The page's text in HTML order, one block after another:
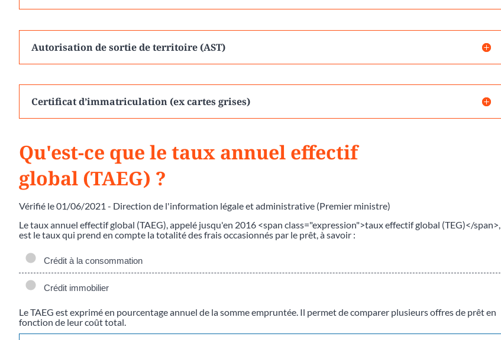
Autorisation de sortie de territoire (AST)
Certificat d’immatriculation (ex cartes grises)
Qu'est-ce que le taux annuel effectif
global (TAEG) ?
Vérifié le 01/06/2021 - Direction de l'information légale et administrative (Premier ministre)
Le taux annuel effectif global (TAEG), appelé jusqu'en 2016 <span class="expression">taux effectif global (TEG)</span>,
est le taux qui prend en compte la totalité des frais occasionnés par le prêt, à savoir :
Crédit à la consommation
Crédit immobilier
Le TAEG est exprimé en pourcentage annuel de la somme empruntée. Il permet de comparer plusieurs offres de prêt en
fonction de leur coût total.